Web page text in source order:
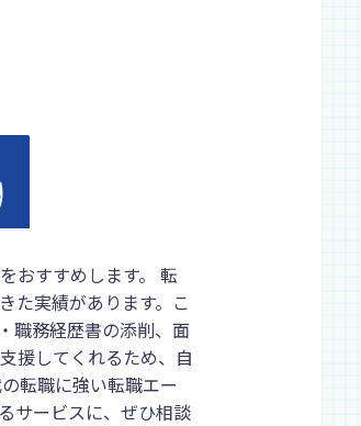
おすすめ します。 転
た実績があります。こ
職務経歴書の添削、面
援してくれるため、自
転職に強い転職エー
サービスに、ぜひ相談